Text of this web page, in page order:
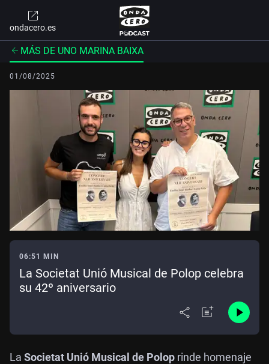
ondacero.es
MÁS DE UNO MARINA BAIXA
01/08/2025
06:51 MIN
La Societat Unió Musical de Polop celebra
su 42º aniversario
La Societat Unió Musical de Polop rinde homenaje